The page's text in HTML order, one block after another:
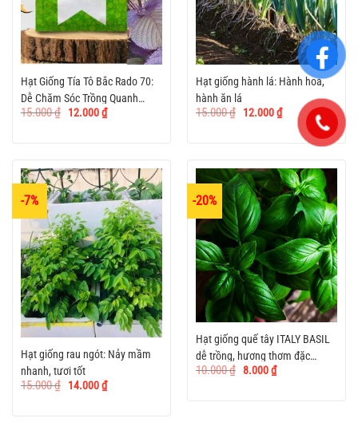
Hạt Giống Tía Tô Bắc Rado 70:
Dễ Chăm Sóc Trồng Quanh
Năm
15.000₫
Giá
gốc
12.000₫Giá
hiện
Hạt giống hành lá: Hành hoa,
hành ăn lá
15.000₫
Giá
gốc
12.000₫Giá
hiện
12.000 ₫.
-7%
Hạt giống rau ngót: Nảy mầm
nhanh, tươi tốt
15.000₫
Giá
gốc
14.000₫Giá
hiện
-20%
Hạt giống quế tây ITALY BASIL
dễ trồng, hương thơm đặc
trưng
10.000₫
Giá
gốc
8.000₫Giá
hiện